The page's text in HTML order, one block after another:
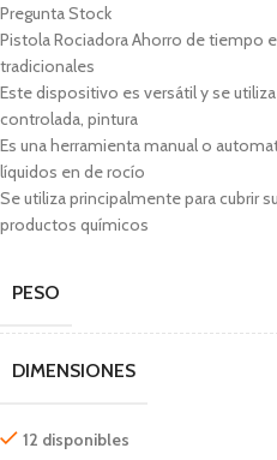
Pregunta Stock
Pistola Rociadora Ahorro de
tradicionales
Este dispositivo es versátil y se
controlada, pintura
Es una herramienta manual o
líquidos en de rocío
Se utiliza principalmente para cubrir
productos químicos
PESO
DIMENSIONES
12 disponibles